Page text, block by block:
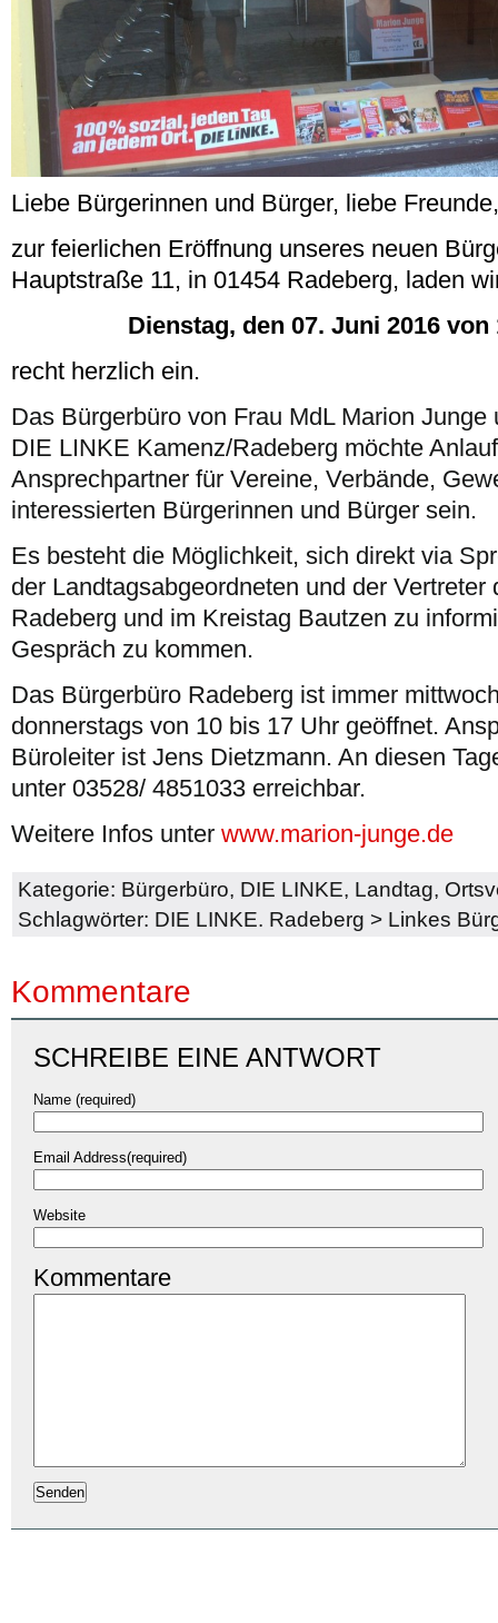
Liebe Bürgerinnen und Bürger, liebe Freunde,
zur feierlichen Eröffnung unseres neuen
Hauptstraße 11, in 01454 Radeberg, laden
Dienstag, den 07. Juni 2016 von
recht herzlich ein.
Das Bürgerbüro von Frau MdL Marion Junge
DIE LINKE Kamenz/Radeberg möchte
Ansprechpartner für Vereine, Verbände,
interessierten Bürgerinnen und Bürger sein.
Es besteht die Möglichkeit, sich direkt via
der Landtagsabgeordneten und der
Radeberg und im Kreistag Bautzen zu
Gespräch zu kommen.
Das Bürgerbüro Radeberg ist immer
donnerstags von 10 bis 17 Uhr geöffnet.
Büroleiter ist Jens Dietzmann. An diesen
unter 03528/ 4851033 erreichbar.
Weitere Infos unter www.marion-junge.de
Kategorie: Bürgerbüro, DIE LINKE, Landtag,
Schlagwörter: DIE LINKE. Radeberg > Linkes
Kommentare
SCHREIBE EINE ANTWORT
Name (required)
Email Address(required)
Website
Kommentare